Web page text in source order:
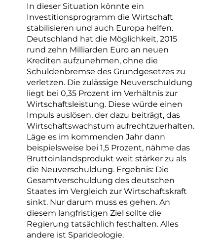
In dieser Situation könnte ein
Investitionsprogramm die Wirtschaft
stabilisieren und auch Europa helfen.
Deutschland hat die Möglichkeit, 2015
rund zehn Milliarden Euro an neuen
Krediten aufzunehmen, ohne die
Schuldenbremse des Grundgesetzes zu
verletzen. Die zulässige Neuverschuldung
liegt bei 0,35 Prozent im Verhältnis zur
Wirtschaftsleistung. Diese würde einen
Impuls auslösen, der dazu beiträgt, das
Wirtschaftswachstum aufrechtzuerhalten.
Läge es im kommenden Jahr dann
beispielsweise bei 1,5 Prozent, nähme das
Bruttoinlandsprodukt weit stärker zu als
die Neuverschuldung. Ergebnis: Die
Gesamtverschuldung des deutschen
Staates im Vergleich zur Wirtschaftskraft
sinkt. Nur darum muss es gehen. An
diesem langfristigen Ziel sollte die
Regierung tatsächlich festhalten. Alles
andere ist Sparideologie.